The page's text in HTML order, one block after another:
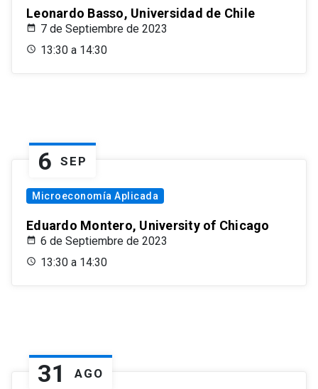
Leonardo Basso, Universidad de Chile
7 de Septiembre de 2023
13:30 a 14:30
6 SEP
Microeconomía Aplicada
Eduardo Montero, University of Chicago
6 de Septiembre de 2023
13:30 a 14:30
31 AGO